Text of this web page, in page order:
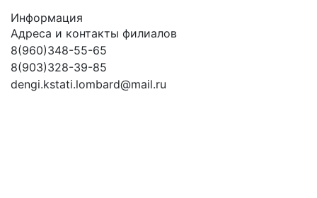
Информация
Адреса и контакты филиалов
8(960)348-55-65
8(903)328-39-85
dengi.kstati.lombard@mail.ru